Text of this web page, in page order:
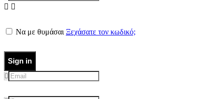
Να με θυμάσαι Ξεχάσατε τον κωδικό;
Sign in